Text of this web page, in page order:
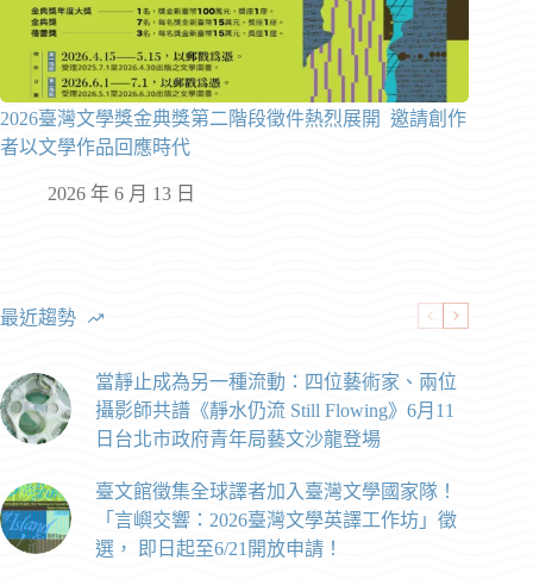
2026臺灣文學獎金典獎第二階段徵件熱烈展開 邀請創作
者以文學作品回應時代
2026 年 6 月 13 日
最近趨勢
當靜止成為另一種流動：四位藝術家、兩位
攝影師共譜《靜水仍流 Still Flowing》6月11
日台北市政府青年局藝文沙龍登場
臺文館徵集全球譯者加入臺灣文學國家隊！
「言嶼交響：2026臺灣文學英譯工作坊」徵
選， 即日起至6/21開放申請！